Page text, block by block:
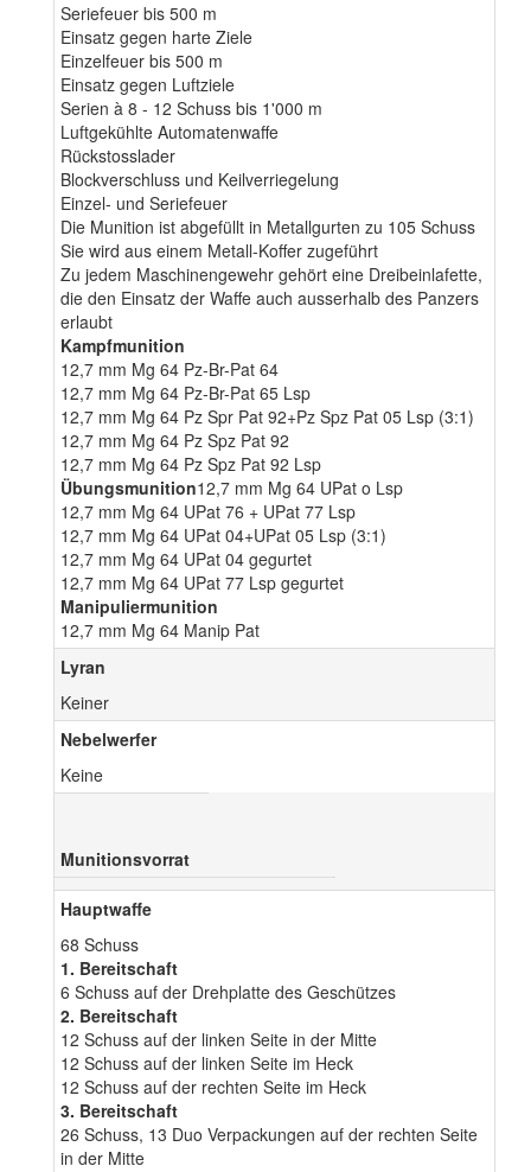
Seriefeuer bis 500 m
Einsatz gegen harte Ziele
Einzelfeuer bis 500 m
Einsatz gegen Luftziele
Serien à 8 - 12 Schuss bis 1'000 m
Luftgekühlte Automatenwaffe
Rückstosslader
Blockverschluss und Keilverriegelung
Einzel- und Seriefeuer
Die Munition ist abgefüllt in Metallgurten zu 105 Schuss
Sie wird aus einem Metall-Koffer zugeführt
Zu jedem Maschinengewehr gehört eine Dreibeinlafette,
die den Einsatz der Waffe auch ausserhalb des Panzers
erlaubt
Kampfmunition
12,7 mm Mg 64 Pz-Br-Pat 64
12,7 mm Mg 64 Pz-Br-Pat 65 Lsp
12,7 mm Mg 64 Pz Spr Pat 92+Pz Spz Pat 05 Lsp (3:1)
12,7 mm Mg 64 Pz Spz Pat 92
12,7 mm Mg 64 Pz Spz Pat 92 Lsp
Übungsmunition12,7 mm Mg 64 UPat o Lsp
12,7 mm Mg 64 UPat 76 + UPat 77 Lsp
12,7 mm Mg 64 UPat 04+UPat 05 Lsp (3:1)
12,7 mm Mg 64 UPat 04 gegurtet
12,7 mm Mg 64 UPat 77 Lsp gegurtet
Manipuliermunition
12,7 mm Mg 64 Manip Pat
Lyran
Keiner
Nebelwerfer
Keine
Munitionsvorrat
Hauptwaffe
68 Schuss
1. Bereitschaft
6 Schuss auf der Drehplatte des Geschützes
2. Bereitschaft
12 Schuss auf der linken Seite in der Mitte
12 Schuss auf der linken Seite im Heck
12 Schuss auf der rechten Seite im Heck
3. Bereitschaft
26 Schuss, 13 Duo Verpackungen auf der rechten Seite
in der Mitte